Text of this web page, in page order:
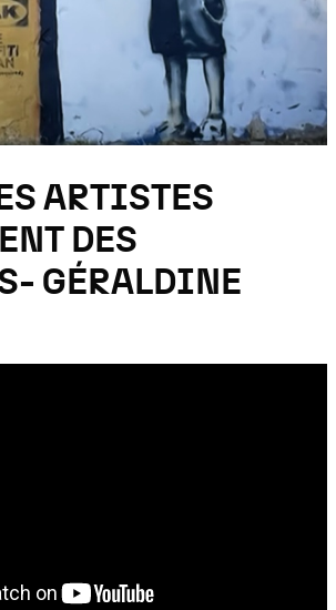
ARTISTES
DES
GÉRALDINE